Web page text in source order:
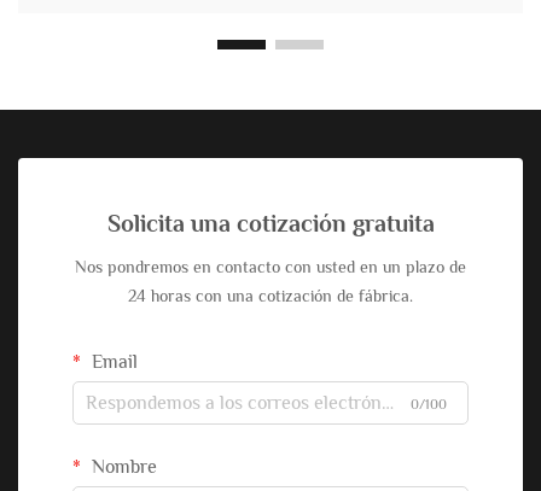
Solicita una cotización gratuita
Nos pondremos en contacto con usted en un plazo de
24 horas con una cotización de fábrica.
Email
0/100
Nombre